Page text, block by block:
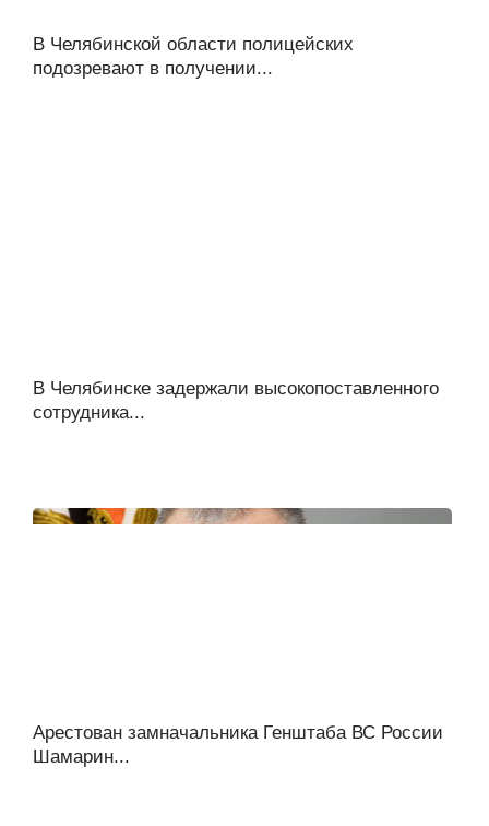
В Челябинской области полицейских
подозревают в получении...
В Челябинске задержали высокопоставленного
сотрудника...
Арестован замначальника Генштаба ВС России
Шамарин...